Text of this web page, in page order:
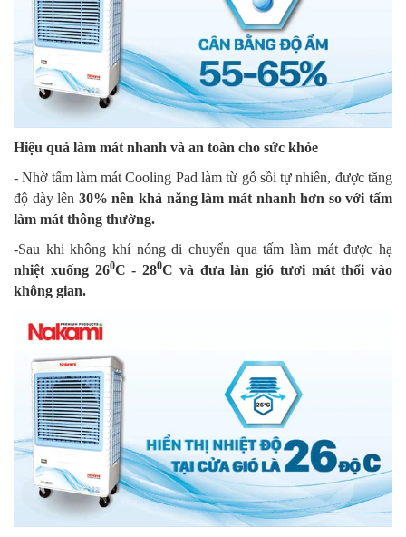
Hiệu quả làm mát nhanh và an toàn cho sức khỏe
- Nhờ tấm làm mát Cooling Pad làm từ gỗ sồi tự nhiên, được tăng
độ dày lên 30% nên khả năng làm mát nhanh hơn so với tấm
làm mát thông thường.
-Sau khi không khí nóng di chuyển qua tấm làm mát được hạ
nhiệt xuống 260C - 280C và đưa làn gió tươi mát thổi vào
không gian.